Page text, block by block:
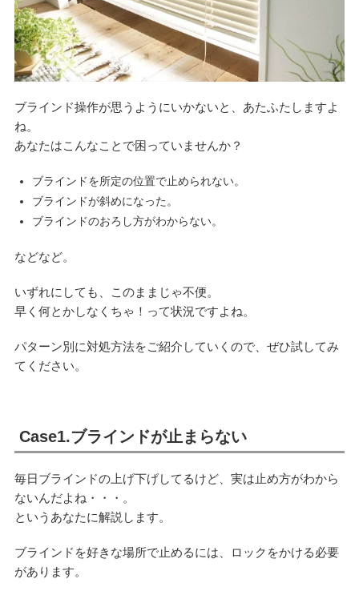
ブラインド操作が思うようにいかないと、あたふたしますよ
ね。
あなたはこんなことで困っていませんか？
ブラインドを所定の位置で止められない。
ブラインドが斜めになった。
ブラインドのおろし方がわからない。
などなど。
いずれにしても、このままじゃ不便。
早く何とかしなくちゃ！って状況ですよね。
パターン別に対処方法をご紹介していくので、ぜひ試してみ
てください。
Case1.ブラインドが止まらない
毎日ブラインドの上げ下げしてるけど、実は止め方がわから
ないんだよね・・・。
というあなたに解説します。
ブラインドを好きな場所で止めるには、ロックをかける必要
があります。